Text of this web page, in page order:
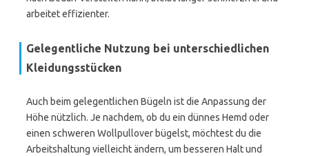
arbeitet effizienter.
Gelegentliche Nutzung bei unterschiedlichen
Kleidungsstücken
Auch beim gelegentlichen Bügeln ist die Anpassung der
Höhe nützlich. Je nachdem, ob du ein dünnes Hemd oder
einen schweren Wollpullover bügelst, möchtest du die
Arbeitshaltung vielleicht ändern, um besseren Halt und